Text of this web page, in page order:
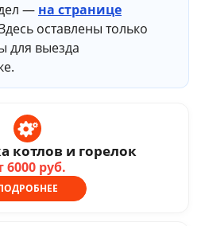
— на странице
оставлены только
для выезда
котлов и горелок
6000 руб.